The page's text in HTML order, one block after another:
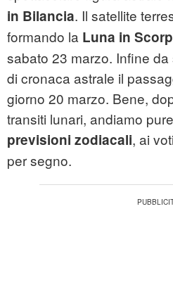
in Bilancia. Il satellite
formando la Luna in
sabato 23 marzo. Infine
di cronaca astrale il
giorno 20 marzo. Bene,
transiti lunari, andiamo
previsioni zodiacali, ai
per segno.